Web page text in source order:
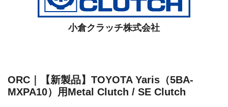
ORC｜【新製品】TOYOTA Yaris（5BA-
MXPA10）用Metal Clutch / SE Clutch
小倉クラッチ株式会社